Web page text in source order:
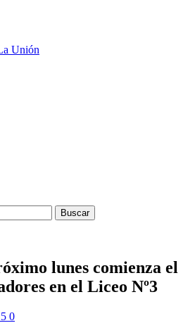
lunes comienza el
en el Liceo Nº3
0